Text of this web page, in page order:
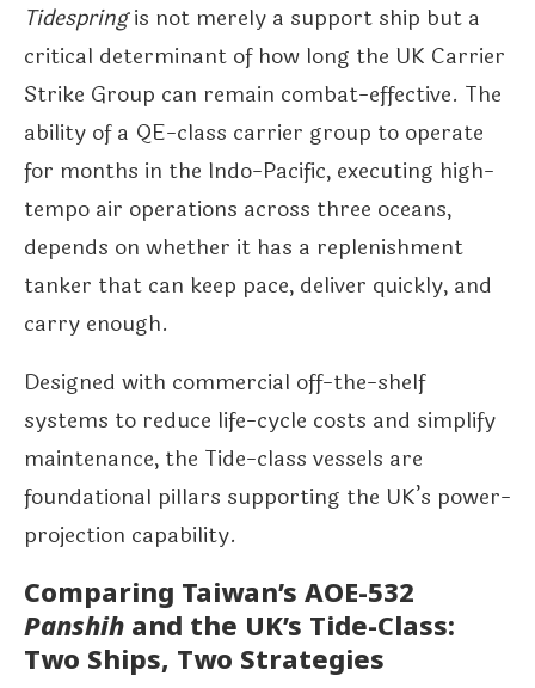
Tidespringis not merely a support ship but a
critical determinant of how long the UK Carrier
Strike Group can remain combat-effective. The
ability of a QE-class carrier group to operate
for months in the Indo-Pacific, executing high-
tempo air operations across three oceans,
depends on whether it has a replenishment
tanker that can keep pace, deliver quickly, and
carry enough.
Designed with commercial off-the-shelf
systems to reduce life-cycle costs and simplify
maintenance, the Tide-class vessels are
foundational pillars supporting the UK’s power-
projection capability.
Comparing Taiwan’s AOE-532
Panshih and the UK’s Tide-Class:
Two Ships, Two Strategies